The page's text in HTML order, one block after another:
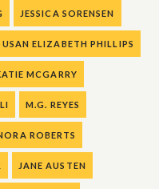
JESSICA SORENSEN
ELIZABETH PHILLIPS
MCGARRY
M.G. REYES
ROBERTS
JANE AUSTEN